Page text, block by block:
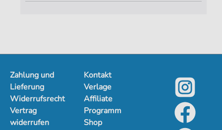
Zahlung und
Lieferung
Widerrufsrecht
Vertrag
widerrufen
Kontakt
Verlage
Affiliate
Programm
Shop